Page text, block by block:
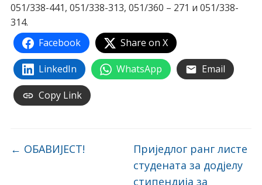
051/338-441, 051/338-313, 051/360 – 271 и 051/338-
314.
Facebook
Share on X
LinkedIn WhatsApp Email
Copy Link
← ОБАВИЈЕСТ!
Приједлог ранг листе
студената за додјелу
стипендија за